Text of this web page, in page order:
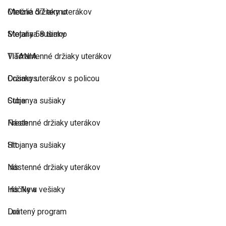
Metalia 57 termo
Metalia 58 termo
TITANIA
Cosmos
Cube
Fresh
Hit
Iris
Iris New
Lux
Otočné držiaky uterákov
Stojanya sušiaky
Viacramenné držiaky uterákov
Držiaky uterákov s policou
Stojanya sušiaky
Nástenné držiaky uterákov
Stojanya sušiaky
Nástenné držiaky uterákov
Háčiky a vešiaky
Drôtený program